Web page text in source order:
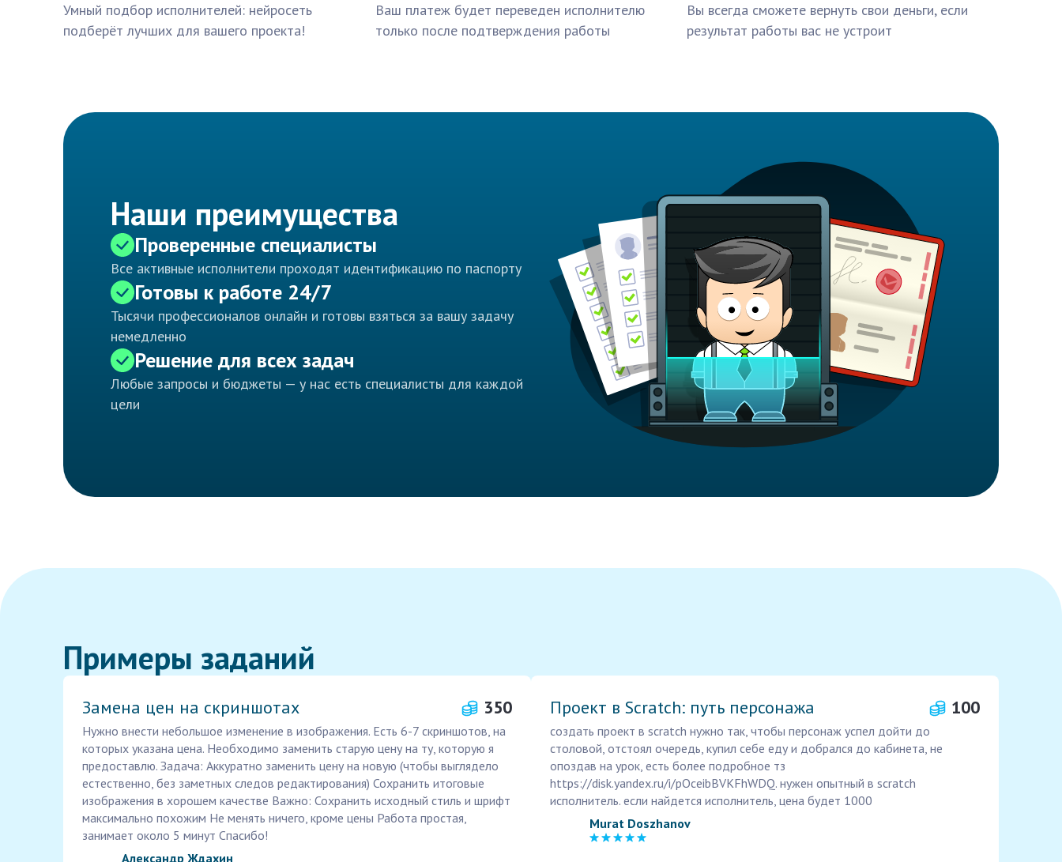
Умный подбор исполнителей: нейросеть
подберёт лучших для вашего проекта!
Ваш платеж будет переведен исполнителю
только после подтверждения работы
Вы всегда сможете вернуть свои деньги, если
результат работы вас не устроит
Наши преимущества
Проверенные специалисты
Все активные исполнители проходят идентификацию по паспорту
Готовы к работе 24/7
Тысячи профессионалов онлайн и готовы взяться за вашу задачу
немедленно
Решение для всех задач
Любые запросы и бюджеты — у нас есть специалисты для каждой
цели
Примеры заданий
Замена цен на скриншотах 350
Нужно внести небольшое изменение в изображения. Есть 6-7 скриншотов, на
которых указана цена. Необходимо заменить старую цену на ту, которую я
предоставлю. Задача: Аккуратно заменить цену на новую (чтобы выглядело
естественно, без заметных следов редактирования) Сохранить итоговые
изображения в хорошем качестве Важно: Сохранить исходный стиль и шрифт
максимально похожим Не менять ничего, кроме цены Работа простая,
занимает около 5 минут Спасибо!
Александр Ждахин
Проект в Scratch: путь персонажа 100
создать проект в scratch нужно так, чтобы персонаж успел дойти до
столовой, отстоял очередь, купил себе еду и добрался до кабинета, не
опоздав на урок, есть более подробное тз
https://disk.yandex.ru/i/pOceibBVKFhWDQ. нужен опытный в scratch
исполнитель. если найдется исполнитель, цена будет 1000
Murat Doszhanov